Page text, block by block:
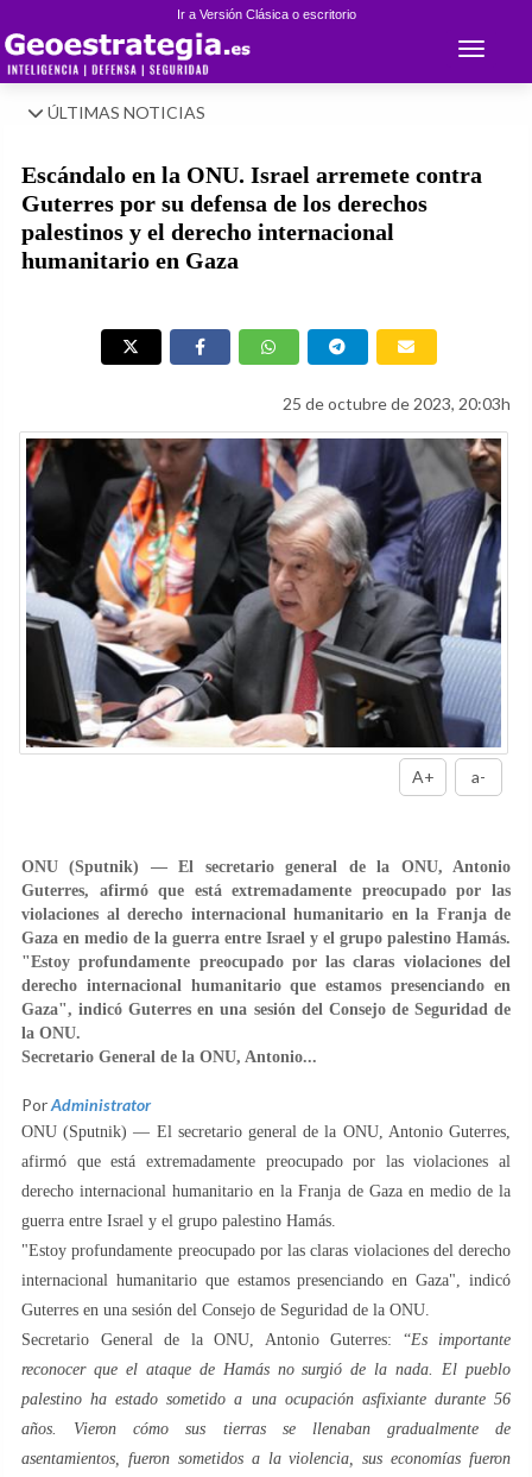
Ir a Versión Clásica o escritorio
Toggle
ÚLTIMAS NOTICIAS
Escándalo en la ONU. Israel arremete contra
Guterres por su defensa de los derechos
palestinos y el derecho internacional
humanitario en Gaza
25 de octubre de 2023, 20:03h
A+ a-
ONU (Sputnik) — El secretario general de la ONU, Antonio
Guterres, afirmó que está extremadamente preocupado por las
violaciones al derecho internacional humanitario en la Franja de
Gaza en medio de la guerra entre Israel y el grupo palestino Hamás.
"Estoy profundamente preocupado por las claras violaciones del
derecho internacional humanitario que estamos presenciando en
Gaza", indicó Guterres en una sesión del Consejo de Seguridad de
la ONU.
Secretario General de la ONU, Antonio...
PorAdministrator
ONU (Sputnik) — El secretario general de la ONU, Antonio Guterres,
afirmó que está extremadamente preocupado por las violaciones al
derecho internacional humanitario en la Franja de Gaza en medio de la
guerra entre Israel y el grupo palestino Hamás.
"Estoy profundamente preocupado por las claras violaciones del derecho
internacional humanitario que estamos presenciando en Gaza", indicó
Guterres en una sesión del Consejo de Seguridad de la ONU.
Secretario General de la ONU, Antonio Guterres: “Es importante
reconocer que el ataque de Hamás no surgió de la nada. El pueblo
palestino ha estado sometido a una ocupación asfixiante durante 56
años. Vieron cómo sus tierras se llenaban gradualmente de
asentamientos, fueron sometidos a la violencia, sus economías fueron